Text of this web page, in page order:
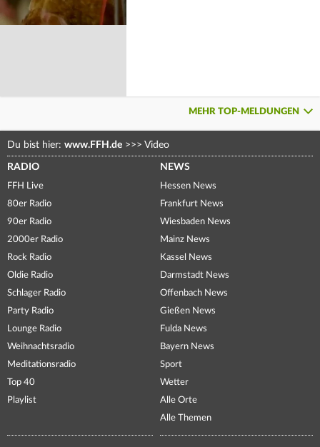
MEHR TOP-MELDUNGEN
Du bist hier: www.FFH.de >>> Video
RADIO
FFH Live
80er Radio
90er Radio
2000er Radio
Rock Radio
Oldie Radio
Schlager Radio
Party Radio
Lounge Radio
Weihnachtsradio
Meditationsradio
Top 40
Playlist
NEWS
Hessen News
Frankfurt News
Wiesbaden News
Mainz News
Kassel News
Darmstadt News
Offenbach News
Gießen News
Fulda News
Bayern News
Sport
Wetter
Alle Orte
Alle Themen